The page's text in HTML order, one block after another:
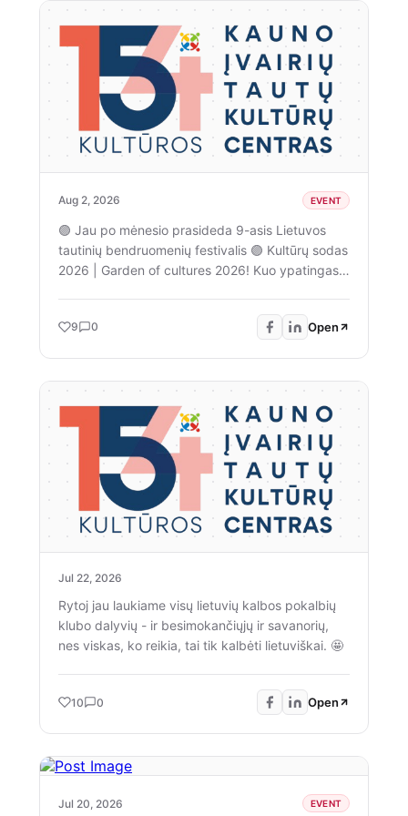
Aug 2, 2026 EVENT
🟣 Jau po mėnesio prasideda 9-asis Lietuvos
tautinių bendruomenių festivalis 🟣 Kultūrų sodas
2026 | Garden of cultures 2026! Kuo ypatingas
paveldą. Tradiciškai festivalio metu laukia
šventiškiausias renginys vyks tradiciškai Istorinė
LR Prezidentūra Kaune / Historical Presidential
Palace Kaunas sodelyje, kur atvykusius džiugins
kultūrinės ir meninės edukacijos, koncertinė
programa scenoje ir įvairūs kulinarinio paveldo
kąsneliai. 😋 Laikome kumščius, kad rugsėjis
būtų šiltai saulėtas ir susitinkame netrukus.
https://www.facebook.com/events/1024318953893852
9 0 Open
Jul 22, 2026
Rytoj jau laukiame visų lietuvių kalbos pokalbių
klubo dalyvių - ir besimokančiųjų ir savanorių,
nes viskas, ko reikia, tai tik kalbėti lietuviškai. 🤩
10 0 Open
Jul 20, 2026 EVENT